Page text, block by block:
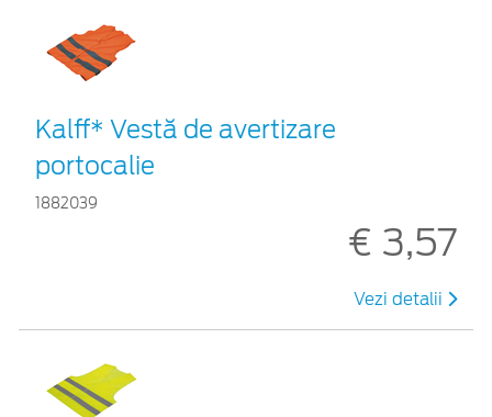
Kalff* Vestă de avertizare
portocalie
1882039
€ 3,57
Vezi detalii